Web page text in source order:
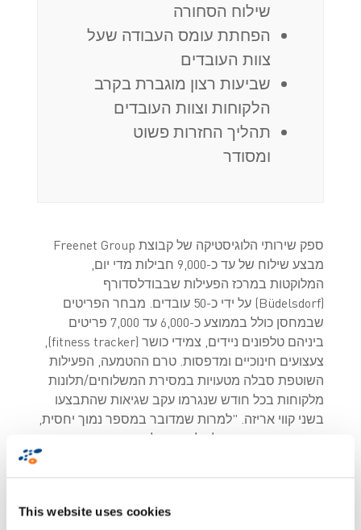
This website uses cookies
שילוח הסחורה
הפחתת עומס העבודה שעל
צוות העובדים
שביעות רצון מוגברת בקרב
הלקוחות וצוות העובדים
תהליך החזרות פשוט
ומסודר
ספק שירותי הלוגיסטיקה של קבוצת Freenet Group
מבצע שילוח של עד כ-9,000 חבילות מדי יום,
המלוקטות במרכז הפעילות שבבודלסדורף
(Büdelsdorf) על ידי כ-50 עובדים. מבחר הפריטים
שבמחסן כולל בממוצע כ-6,000 עד 7,000 פריטים
ביניהם טלפונים ניידים, צמידי כושר (fitness tracker),
צעצועים חינוכיים ומדפסות. טרם ההטמעה, הפעילות
השוטפת סבלה מטעויות במסירת המשלוחים/תלונות
מלקוחות בכל חודש שנגרמו עקב שגיאות שהתבצעו
בשני קווי אריזה. "למרות שמדובר במספר נמוך יחסית,
הוא עדיין אינו מתקבל על הדעת לאור הדרישות